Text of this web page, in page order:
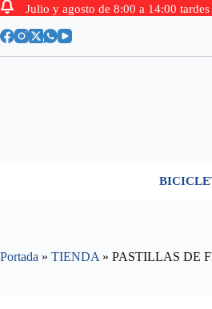
Julio y agosto de 8:00 a 14:00 tardes
al
Portada » TIENDA » PASTILLAS DE